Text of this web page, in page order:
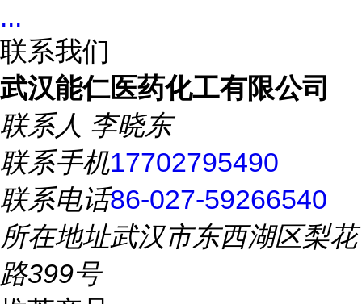
...
联系我们
武汉能仁医药化工有限公司
联系人 李晓东
联系手机17702795490
联系电话86-027-59266540
所在地址武汉市东西湖区梨花
路399号